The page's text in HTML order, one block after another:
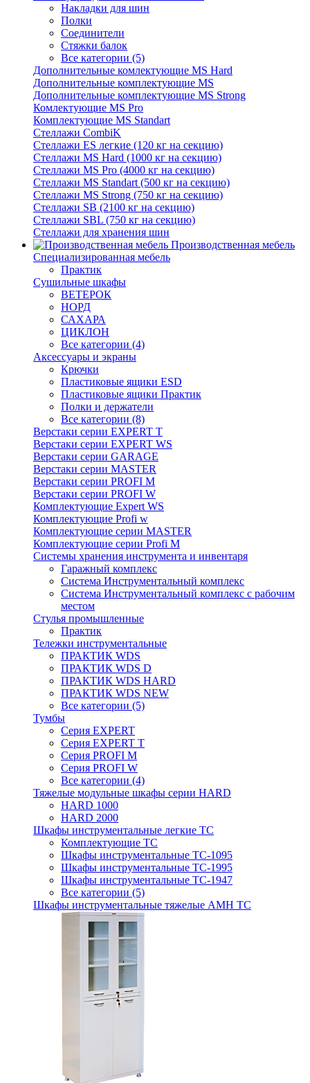
Накладки для шин
Полки
Соединители
Стяжки балок
Все категории (5)
Дополнительные комлектующие MS Hard
Дополнительные комплектующие MS
Дополнительные комплектующие MS Strong
Комлектующие MS Pro
Комплектующие MS Standart
Стеллажи CombiK
Стеллажи ES легкие (120 кг на секцию)
Стеллажи MS Hard (1000 кг на секцию)
Стеллажи MS Pro (4000 кг на секцию)
Стеллажи MS Standart (500 кг на секцию)
Стеллажи MS Strong (750 кг на секцию)
Стеллажи SB (2100 кг на секцию)
Стеллажи SBL (750 кг на секцию)
Стеллажи для хранения шин
Производственная мебель
Cпециализированная мебель
Практик
Cушильные шкафы
ВЕТЕРОК
НОРД
САХАРА
ЦИКЛОН
Все категории (4)
Аксессуары и экраны
Крючки
Пластиковые ящики ESD
Пластиковые ящики Практик
Полки и держатели
Все категории (8)
Верстаки серии EXPERT T
Верстаки серии EXPERT WS
Верстаки серии GARAGE
Верстаки серии MASTER
Верстаки серии PROFI M
Верстаки серии PROFI W
Комплектующие Expert WS
Комплектующие Profi w
Комплектующие серии MASTER
Комплектующие серии Profi M
Системы хранения инструмента и инвентаря
Гаражный комплекс
Система Инструментальный комплекс
Система Инструментальный комплекс с рабочим
местом
Стулья промышленные
Практик
Тележки инструментальные
ПРАКТИК WDS
ПРАКТИК WDS D
ПРАКТИК WDS HARD
ПРАКТИК WDS NEW
Все категории (5)
Тумбы
Серия EXPERT
Серия EXPERT T
Серия PROFI M
Серия PROFI W
Все категории (4)
Тяжелые модульные шкафы серии HARD
HARD 1000
HARD 2000
Шкафы инструментальные легкие ТС
Комплектующие ТС
Шкафы инструментальные TC-1095
Шкафы инструментальные TC-1995
Шкафы инструментальные ТС-1947
Все категории (5)
Шкафы инструментальные тяжелые AMH TC